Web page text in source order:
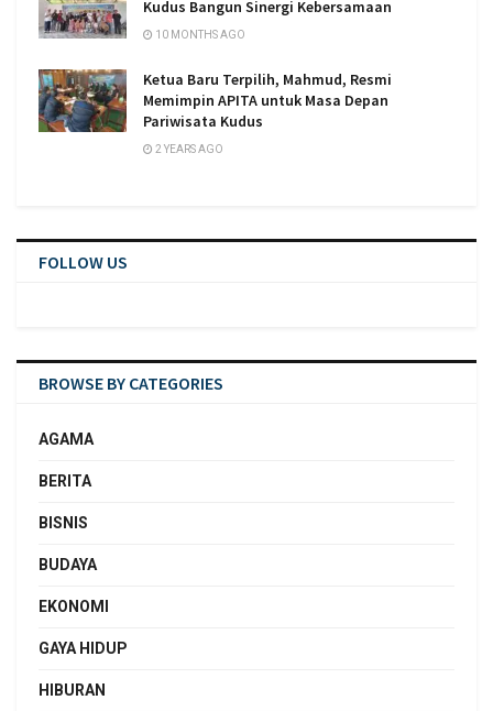
Kudus Bangun Sinergi Kebersamaan
10 MONTHS AGO
Ketua Baru Terpilih, Mahmud, Resmi
Memimpin APITA untuk Masa Depan
Pariwisata Kudus
2 YEARS AGO
FOLLOW US
BROWSE BY CATEGORIES
AGAMA
BERITA
BISNIS
BUDAYA
EKONOMI
GAYA HIDUP
HIBURAN